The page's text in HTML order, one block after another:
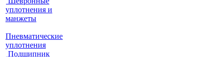
уплотнения и
манжеты
Пневматические
уплотнения
Подшипник